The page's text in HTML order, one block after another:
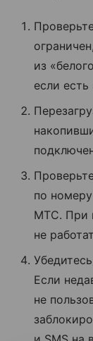
из
если
по
МТС. При
не
Если
не